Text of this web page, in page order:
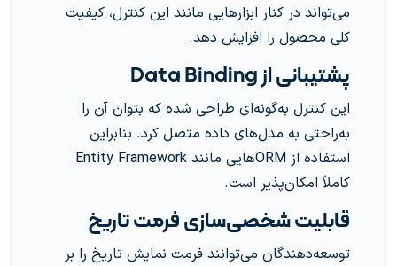
می‌تواند در کنار ابزارهایی مانند این کنترل، کیفیت
کلی محصول را افزایش دهد.
پشتیبانی از Data Binding
این کنترل به‌گونه‌ای طراحی شده که بتوان آن را
به‌راحتی به مدل‌های داده متصل کرد. بنابراین
استفاده از ORMهایی مانند Entity Framework
کاملاً امکان‌پذیر است.
قابلیت شخصی‌سازی فرمت تاریخ
توسعه‌دهندگان می‌توانند فرمت نمایش تاریخ را بر